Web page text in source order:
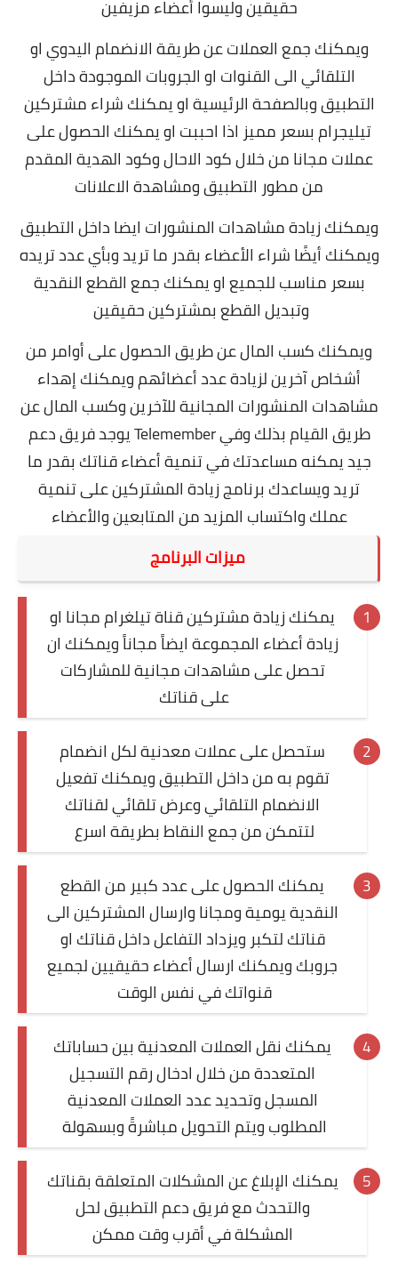
حقيقين وليسوا أعضاء مزيفين
ويمكنك جمع العملات عن طريقة الانضمام اليدوي او
التلقائي الى القنوات او الجروبات الموجودة داخل
التطبيق وبالصفحة الرئيسية او يمكنك شراء مشتركين
تيليجرام بسعر مميز اذا احببت او يمكنك الحصول على
عملات مجانا من خلال كود الاحال وكود الهدية المقدم
من مطور التطبيق ومشاهدة الاعلانات
ويمكنك زيادة مشاهدات المنشورات ايضا داخل التطبيق
ويمكنك أيضًا شراء الأعضاء بقدر ما تريد وبأي عدد تريده
بسعر مناسب للجميع او يمكنك جمع القطع النقدية
وتبديل القطع بمشتركين حقيقين
ويمكنك كسب المال عن طريق الحصول على أوامر من
أشخاص آخرين لزيادة عدد أعضائهم ويمكنك إهداء
مشاهدات المنشورات المجانية للآخرين وكسب المال عن
طريق القيام بذلك
وفي Telemember يوجد فريق دعم
جيد يمكنه مساعدتك في تنمية أعضاء قناتك بقدر ما
تريد ويساعدك برنامج زيادة المشتركين على تنمية
عملك واكتساب المزيد من المتابعين والأعضاء
ميزات البرنامج
يمكنك زيادة مشتركين قناة تيلغرام مجانا او
زيادة أعضاء المجموعة ايضاً مجاناً ويمكنك ان
تحصل على مشاهدات مجانية للمشاركات
على قناتك
ستحصل على عملات معدنية لكل انضمام
تقوم به من داخل التطبيق ويمكنك تفعيل
الانضمام التلقائي وعرض تلقائي لقناتك
لتتمكن من جمع النقاط بطريقة اسرع
يمكنك الحصول على عدد كبير من القطع
النقدية يومية ومجانا وارسال المشتركين الى
قناتك لتكبر ويزداد التفاعل داخل قناتك او
جروبك ويمكنك ارسال أعضاء حقيقيين لجميع
قنواتك في نفس الوقت
يمكنك نقل العملات المعدنية بين حساباتك
المتعددة من خلال ادخال رقم التسجيل
المسجل وتحديد عدد العملات المعدنية
المطلوب ويتم التحويل مباشرةً وبسهولة
يمكنك الإبلاغ عن المشكلات المتعلقة بقناتك
والتحدث مع فريق دعم التطبيق لحل
المشكلة في أقرب وقت ممكن